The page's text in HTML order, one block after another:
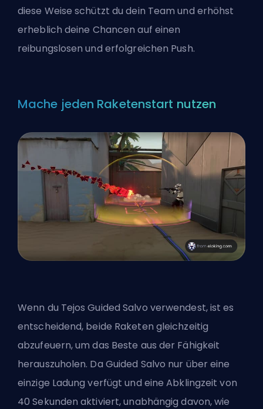
diese Weise schützt du dein Team und erhöhst
erheblich deine Chancen auf einen
reibungslosen und erfolgreichen Push.
Mache jeden Raketenstart nutzen
Wenn du Tejos Guided Salvo verwendest, ist es
entscheidend, beide Raketen gleichzeitig
abzufeuern, um das Beste aus der Fähigkeit
herauszuholen. Da Guided Salvo nur über eine
einzige Ladung verfügt und eine Abklingzeit von
40 Sekunden aktiviert, unabhängig davon, wie